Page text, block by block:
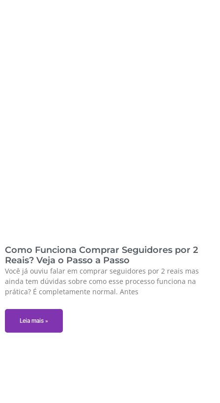
Como Funciona Comprar Seguidores por 2
Reais? Veja o Passo a Passo
Você já ouviu falar em comprar seguidores por 2 reais mas
ainda tem dúvidas sobre como esse processo funciona na
prática? É completamente normal. Antes
Leia mais »